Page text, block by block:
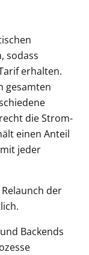
sodass
erhalten.
gesamten
die Strom-
einen Anteil
jeder
der
Backends